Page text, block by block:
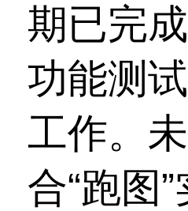
期已完
功能测
工作。
合“跑图